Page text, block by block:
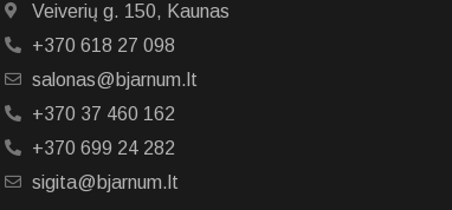
Veiverių g. 150, Kaunas
+370 618 27 098
salonas@bjarnum.lt
+370 37 460 162
+370 699 24 282
sigita@bjarnum.lt